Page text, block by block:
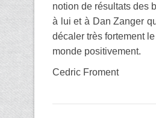
notion de résultats des
à lui et à Dan Zanger
décaler très fortement
monde positivement.
Cedric Froment